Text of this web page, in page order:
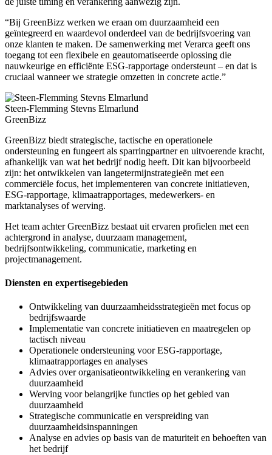
“Bij GreenBizz werken we eraan om duurzaamheid een
geïntegreerd en waardevol onderdeel van de bedrijfsvoering van
onze klanten te maken. De samenwerking met Verarca geeft ons
toegang tot een flexibele en geautomatiseerde oplossing die
nauwkeurige en efficiënte ESG-rapportage ondersteunt – en dat is
cruciaal wanneer we strategie omzetten in concrete actie.”
Steen-Flemming Stevns Elmarlund
GreenBizz
GreenBizz biedt strategische, tactische en operationele
ondersteuning en fungeert als sparringpartner en uitvoerende kracht,
afhankelijk van wat het bedrijf nodig heeft. Dit kan bijvoorbeeld
zijn: het ontwikkelen van langetermijnstrategieën met een
commerciële focus, het implementeren van concrete initiatieven,
ESG-rapportage, klimaatrapportages, medewerkers- en
marktanalyses of werving.
Het team achter GreenBizz bestaat uit ervaren profielen met een
achtergrond in analyse, duurzaam management,
bedrijfsontwikkeling, communicatie, marketing en
projectmanagement.
Diensten en expertisegebieden
Ontwikkeling van duurzaamheidsstrategieën met focus op
bedrijfswaarde
Implementatie van concrete initiatieven en maatregelen op
tactisch niveau
Operationele ondersteuning voor ESG-rapportage,
klimaatrapportages en analyses
Advies over organisatieontwikkeling en verankering van
duurzaamheid
Werving voor belangrijke functies op het gebied van
duurzaamheid
Strategische communicatie en verspreiding van
duurzaamheidsinspanningen
Analyse en advies op basis van de maturiteit en behoeften van
het bedrijf